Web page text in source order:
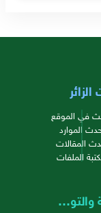
في الموقع
الموارد
المقالات
الملفات
المشاركة والتواصل